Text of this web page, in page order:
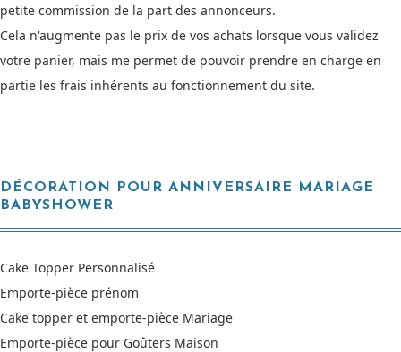
petite commission de la part des annonceurs.
Cela n'augmente pas le prix de vos achats lorsque vous validez
votre panier, mais me permet de pouvoir prendre en charge en
partie les frais inhérents au fonctionnement du site.
DÉCORATION POUR ANNIVERSAIRE MARIAGE
BABYSHOWER
Cake Topper Personnalisé
Emporte-pièce prénom
Cake topper et emporte-pièce Mariage
Emporte-pièce pour Goûters Maison